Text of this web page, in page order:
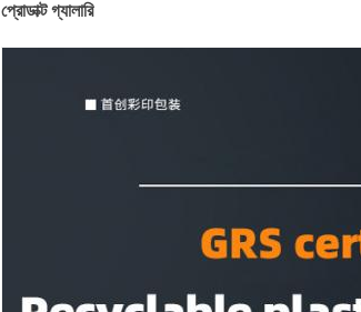
প্রোডাক্ট গ্যালারি